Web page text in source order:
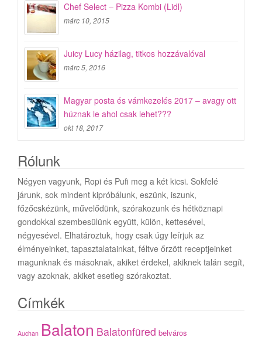
Chef Select – Pizza Kombi (Lidl)
márc 10, 2015
Juicy Lucy házilag, titkos hozzávalóval
márc 5, 2016
Magyar posta és vámkezelés 2017 – avagy ott
húznak le ahol csak lehet???
okt 18, 2017
Rólunk
Négyen vagyunk, Ropi és Pufi meg a két kicsi. Sokfelé
járunk, sok mindent kipróbálunk, eszünk, iszunk,
főzőcskézünk, művelődünk, szórakozunk és hétköznapi
gondokkal szembesülünk együtt, külön, kettesével,
négyesével. Elhatároztuk, hogy csak úgy leírjuk az
élményeinket, tapasztalatainkat, féltve őrzött receptjeinket
magunknak és másoknak, akiket érdekel, akiknek talán segít,
vagy azoknak, akiket esetleg szórakoztat.
Címkék
Auchan Balaton Balatonfüred belváros